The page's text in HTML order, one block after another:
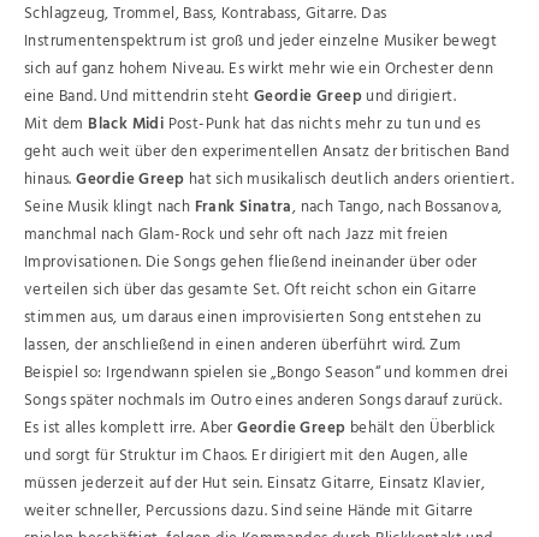
Schlagzeug, Trommel, Bass, Kontrabass, Gitarre. Das
Instrumentenspektrum ist groß und jeder einzelne Musiker bewegt
sich auf ganz hohem Niveau. Es wirkt mehr wie ein Orchester denn
eine Band. Und mittendrin stehtGeordie Greepund dirigiert.
Mit dem Black Midi Post-Punk hat das nichts mehr zu tun und es
geht auch weit über den experimentellen Ansatz der britischen Band
hinaus.Geordie Greep hat sich musikalisch deutlich anders orientiert.
Seine Musik klingt nach Frank Sinatra, nach Tango, nach Bossanova,
manchmal nach Glam-Rock und sehr oft nach Jazz mit freien
Improvisationen. Die Songs gehen fließend ineinander über oder
verteilen sich über das gesamte Set. Oft reicht schon ein Gitarre
stimmen aus, um daraus einen improvisierten Song entstehen zu
lassen, der anschließend in einen anderen überführt wird. Zum
Beispiel so: Irgendwann spielen sie „Bongo Season“ und kommen drei
Songs später nochmals im Outro eines anderen Songs darauf zurück.
Es ist alles komplett irre. AberGeordie Greep behält den Überblick
und sorgt für Struktur im Chaos. Er dirigiert mit den Augen, alle
müssen jederzeit auf der Hut sein. Einsatz Gitarre, Einsatz Klavier,
weiter schneller, Percussions dazu. Sind seine Hände mit Gitarre